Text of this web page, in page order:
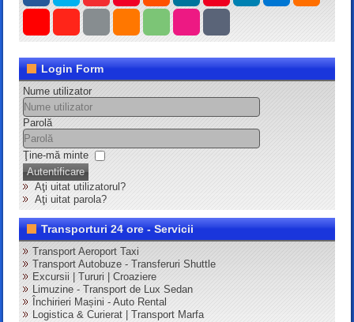
Login Form
Nume utilizator
Parolă
Ţine-mă minte
Autentificare
Aţi uitat utilizatorul?
Aţi uitat parola?
Transporturi 24 ore - Servicii
Transport Aeroport Taxi
Transport Autobuze - Transferuri Shuttle
Excursii | Tururi | Croaziere
Limuzine - Transport de Lux Sedan
Închirieri Mașini - Auto Rental
Logistica & Curierat | Transport Marfa